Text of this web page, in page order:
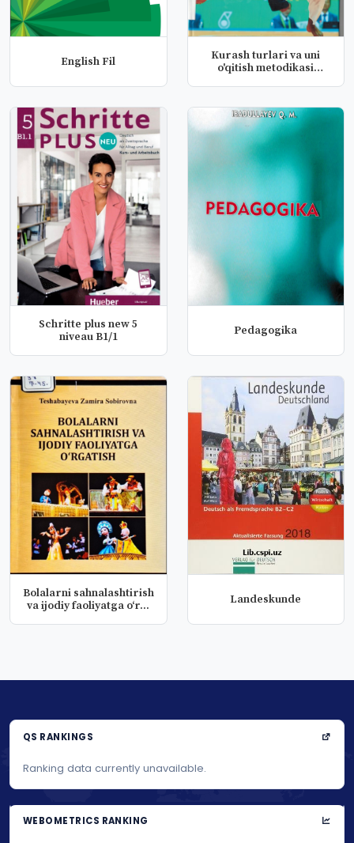
English Fil
Kurash turlari va uni
o'qitish metodikasi
Schritte plus new 5
niveau B1/1
Pedagogika
Bolalarni sahnalashtirish
va ijodiy faoliyatga oʻr...
Landeskunde
QS RANKINGS
Ranking data currently unavailable.
WEBOMETRICS RANKING